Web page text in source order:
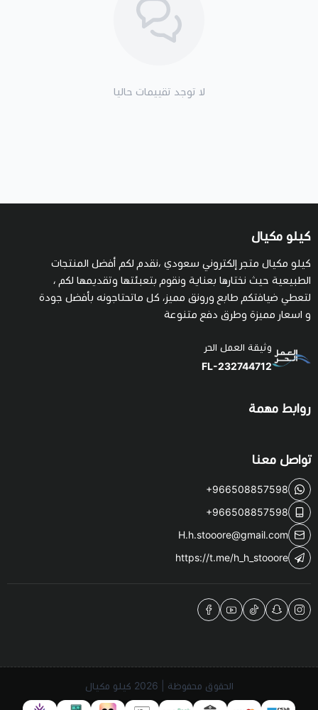
لا توجد تقييمات حاليا
كيلو مكيال
كيلو مكيال متجر إلكتروني سعودي ،نقدم لكم أفضل المنتجات
الطبيعية حيث نختارها بعناية ونقوم بتعبئتها وتقديمها لكم ،
لتعطي ضيافتكم طابع ورونق مميز، كل ماتحتاجونه بأفضل جودة
و اسعار مميزة وطرق دفع متنوعة
وثيقة العمل الحر
FL-232744712
روابط مهمة
تواصل معنا
+966508857598
+966508857598
H.h.stooore@gmail.com
https://t.me/h_h_stooore
الحقوق محفوظة | 2026 كيلو مكيال